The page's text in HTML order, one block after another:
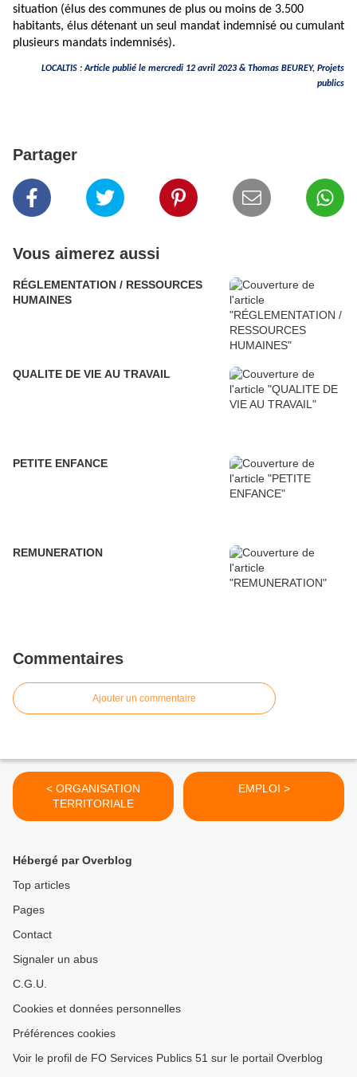
situation (élus des communes de plus ou moins de 3.500
habitants, élus détenant un seul mandat indemnisé ou cumulant
plusieurs mandats indemnisés).
LOCALTIS : Article publié le mercredi 12 avril 2023 & Thomas BEUREY, Projets
publics
Partager
Vous aimerez aussi
RÉGLEMENTATION / RESSOURCES
HUMAINES
QUALITE DE VIE AU TRAVAIL
PETITE ENFANCE
REMUNERATION
Commentaires
Ajouter un commentaire
< ORGANISATION
TERRITORIALE
EMPLOI >
Hébergé par Overblog
Top articles
Pages
Contact
Signaler un abus
C.G.U.
Cookies et données personnelles
Préférences cookies
Voir le profil de FO Services Publics 51 sur le portail Overblog